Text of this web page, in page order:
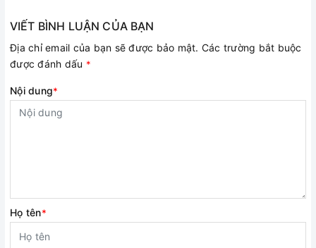
VIẾT BÌNH LUẬN CỦA BẠN
Địa chỉ email của bạn sẽ được bảo mật. Các trường bắt buộc
được đánh dấu *
Nội dung*
Họ tên*